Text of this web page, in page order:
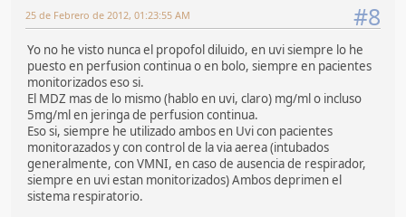
#8
25 de Febrero de 2012, 01:23:55 AM
Yo no he visto nunca el propofol diluido, en uvi siempre lo he
puesto en perfusion continua o en bolo, siempre en pacientes
monitorizados eso si.
El MDZ mas de lo mismo (hablo en uvi, claro) mg/ml o incluso
5mg/ml en jeringa de perfusion continua.
Eso si, siempre he utilizado ambos en Uvi con pacientes
monitorazados y con control de la via aerea (intubados
generalmente, con VMNI, en caso de ausencia de respirador,
siempre en uvi estan monitorizados) Ambos deprimen el
sistema respiratorio.